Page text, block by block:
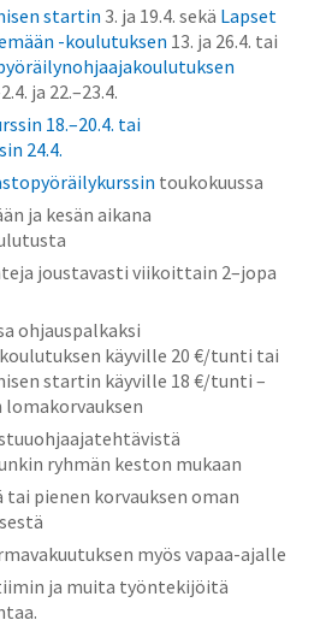
startin 3. ja 19.4. sekä Lapset
-koulutuksen 13. ja 26.4. tai
ja 22.–23.4.
18.–20.4. tai
24.4.
toukokuussa
ja kesän aikana
joustavasti viikoittain 2–jopa
ohjauspalkaksi
käyville 20 €/tunti tai
startin käyville 18 €/tunti –
lomakorvauksen
ryhmän keston mukaan
pienen korvauksen oman
myös vapaa-ajalle
ja muita työntekijöitä